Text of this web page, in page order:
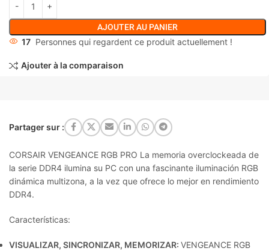
AJOUTER AU PANIER
17 Personnes qui regardent ce produit actuellement !
Ajouter à la comparaison
Partager sur :
CORSAIR VENGEANCE RGB PRO La memoria overclockeada de
la serie DDR4 ilumina su PC con una fascinante iluminación RGB
dinámica multizona, a la vez que ofrece lo mejor en rendimiento
DDR4.
Características:
VISUALIZAR, SINCRONIZAR, MEMORIZAR: VENGEANCE RGB